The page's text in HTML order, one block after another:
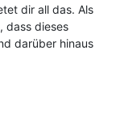
dir all das. Als
dass dieses
darüber hinaus